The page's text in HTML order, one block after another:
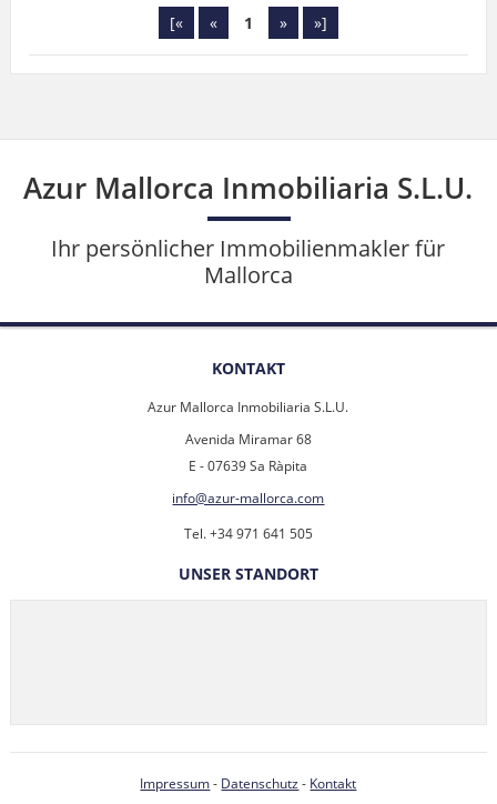
[« « 1 » »]
Azur Mallorca Inmobiliaria S.L.U.
Ihr persönlicher Immobilienmakler für
Mallorca
KONTAKT
Azur Mallorca Inmobiliaria S.L.U.
Avenida Miramar 68
E - 07639 Sa Ràpita
info@azur-mallorca.com
Tel. +34 971 641 505
UNSER STANDORT
Impressum- Datenschutz- Kontakt